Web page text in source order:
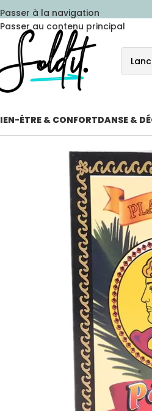
Passer à la navigation
Passer au contenu principal
ÊTRE & CONFORTDANSE &